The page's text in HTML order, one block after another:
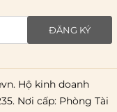
miễn phí ship
ĐĂNG KÝ
Hộ kinh doanh
Nơi cấp: Phòng Tài